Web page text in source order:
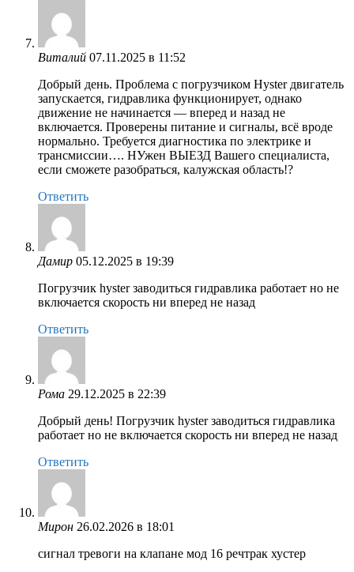
Виталий 07.11.2025 в 11:52
Добрый день. Проблема с погрузчиком Hyster двигатель
запускается, гидравлика функционирует, однако
движение не начинается — вперед и назад не
включается. Проверены питание и сигналы, всё вроде
нормально. Требуется диагностика по электрике и
трансмиссии…. НУжен ВЫЕЗД Вашего специалиста,
если сможете разобраться, калужская область!?
Ответить
Дамир 05.12.2025 в 19:39
Погрузчик hyster заводиться гидравлика работает но не
включается скорость ни вперед не назад
Ответить
Рома 29.12.2025 в 22:39
Добрый день! Погрузчик hyster заводиться гидравлика
работает но не включается скорость ни вперед не назад
Ответить
Мирон 26.02.2026 в 18:01
сигнал тревоги на клапане мод 16 речтрак хустер